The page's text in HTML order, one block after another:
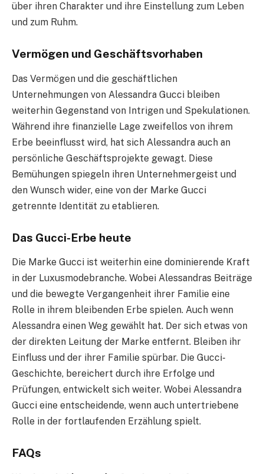
über ihren Charakter und ihre Einstellung zum Leben
und zum Ruhm.
Vermögen und Geschäftsvorhaben
Das Vermögen und die geschäftlichen
Unternehmungen von Alessandra Gucci bleiben
weiterhin Gegenstand von Intrigen und Spekulationen.
Während ihre finanzielle Lage zweifellos von ihrem
Erbe beeinflusst wird, hat sich Alessandra auch an
persönliche Geschäftsprojekte gewagt. Diese
Bemühungen spiegeln ihren Unternehmergeist und
den Wunsch wider, eine von der Marke Gucci
getrennte Identität zu etablieren.
Das Gucci-Erbe heute
Die Marke Gucci ist weiterhin eine dominierende Kraft
in der Luxusmodebranche. Wobei Alessandras Beiträge
und die bewegte Vergangenheit ihrer Familie eine
Rolle in ihrem bleibenden Erbe spielen. Auch wenn
Alessandra einen Weg gewählt hat. Der sich etwas von
der direkten Leitung der Marke entfernt. Bleiben ihr
Einfluss und der ihrer Familie spürbar. Die Gucci-
Geschichte, bereichert durch ihre Erfolge und
Prüfungen, entwickelt sich weiter. Wobei Alessandra
Gucci eine entscheidende, wenn auch untertriebene
Rolle in der fortlaufenden Erzählung spielt.
FAQs